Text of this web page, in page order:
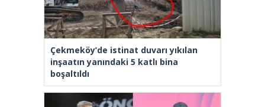
Çekmeköy’de istinat duvarı yıkılan
inşaatın yanındaki 5 katlı bina
boşaltıldı